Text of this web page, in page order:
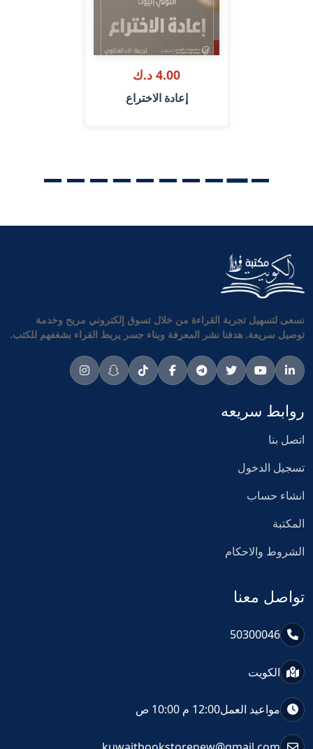
4.00 د.ك
إعادة الاختراع
نسعى لتسهيل تجربة القراءة من خلال تسوق إلكتروني مريح وخدمة
توصيل سريعة. هدفنا نشر المعرفة وبناء جسر يربط القراء بشغفهم للكتب.
روابط سريعه
اتصل بنا
تسجيل الدخول
انشاء حساب
المكتبة
الشروط والاحكام
تواصل معنا
50300046
الكويت
مواعيد العمل12:00 م 10:00 ص